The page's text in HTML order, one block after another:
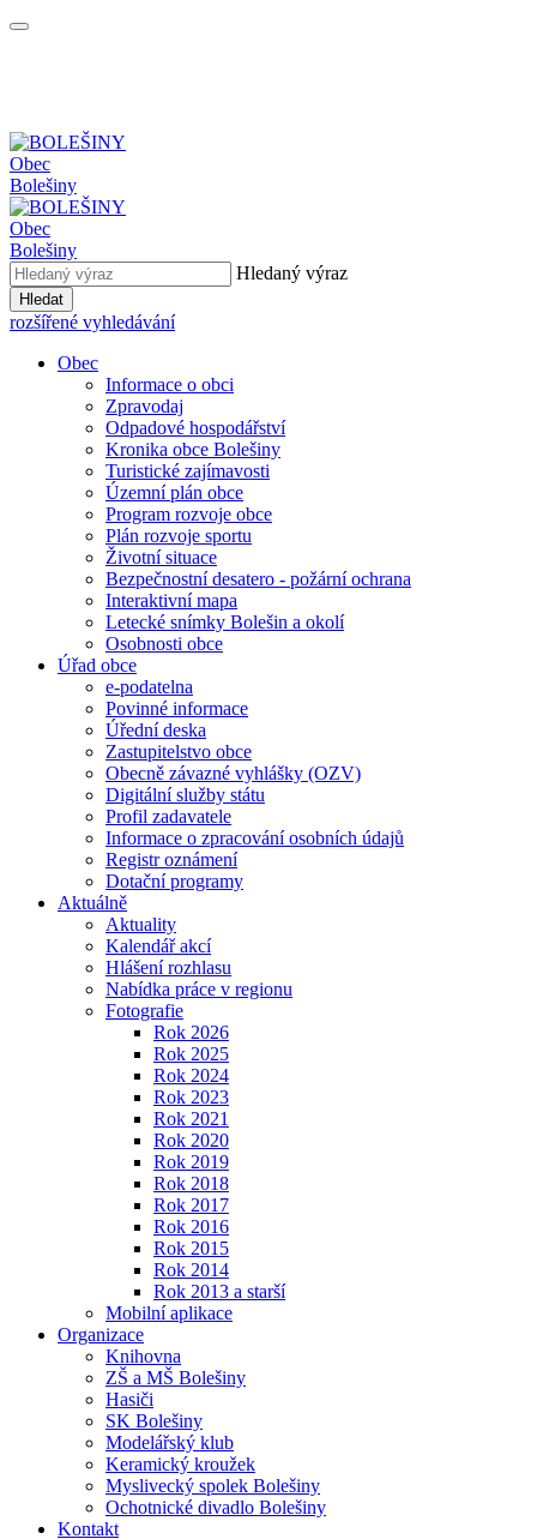
Obec
Bolešiny
Obec
Bolešiny
Hledaný výraz
Hledat
rozšířené vyhledávání
Obec
Informace o obci
Zpravodaj
Odpadové hospodářství
Kronika obce Bolešiny
Turistické zajímavosti
Územní plán obce
Program rozvoje obce
Plán rozvoje sportu
Životní situace
Bezpečnostní desatero - požární ochrana
Interaktivní mapa
Letecké snímky Bolešin a okolí
Osobnosti obce
Úřad obce
e-podatelna
Povinné informace
Úřední deska
Zastupitelstvo obce
Obecně závazné vyhlášky (OZV)
Digitální služby státu
Profil zadavatele
Informace o zpracování osobních údajů
Registr oznámení
Dotační programy
Aktuálně
Aktuality
Kalendář akcí
Hlášení rozhlasu
Nabídka práce v regionu
Fotografie
Rok 2026
Rok 2025
Rok 2024
Rok 2023
Rok 2021
Rok 2020
Rok 2019
Rok 2018
Rok 2017
Rok 2016
Rok 2015
Rok 2014
Rok 2013 a starší
Mobilní aplikace
Organizace
Knihovna
ZŠ a MŠ Bolešiny
Hasiči
SK Bolešiny
Modelářský klub
Keramický kroužek
Myslivecký spolek Bolešiny
Ochotnické divadlo Bolešiny
Kontakt